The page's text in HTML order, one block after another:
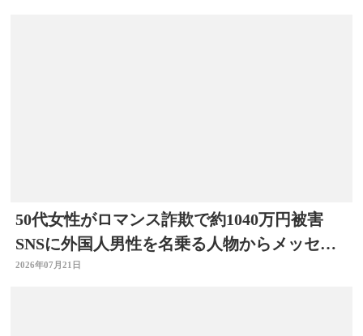
50代女性がロマンス詐欺で約1040万円被害
SNSに外国人男性を名乗る人物からメッセー
ジ 大分
2026年07月21日